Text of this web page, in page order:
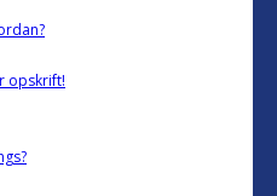
opskrift!